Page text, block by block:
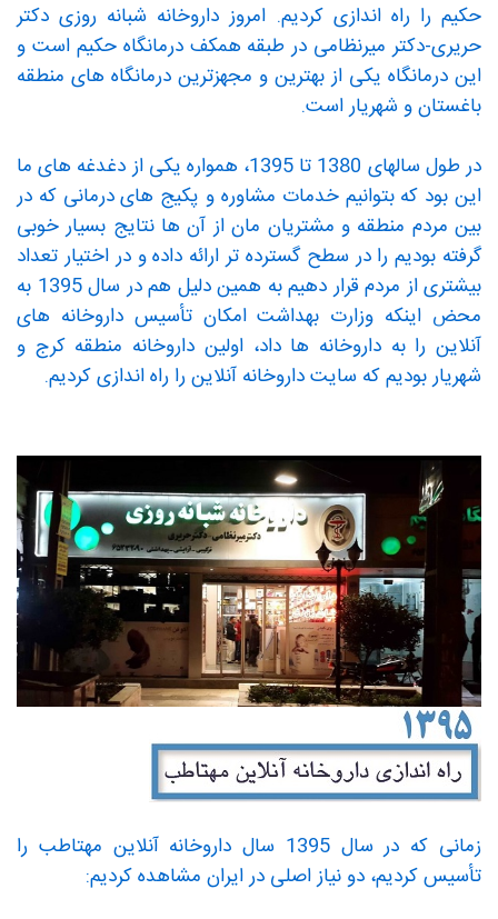
حکیم را راه اندازی کردیم. امروز داروخانه شبانه روزی دکتر
حریری-دکتر میرنظامی در طبقه همکف درمانگاه حکیم است و
این درمانگاه یکی از بهترین و مجهزترین درمانگاه های منطقه
باغستان و شهریار است.
در طول سالهای 1380 تا 1395، همواره یکی از دغدغه های ما
این بود که بتوانیم خدمات مشاوره و پکیج های درمانی که در
بین مردم منطقه و مشتریان مان از آن ها نتایج بسیار خوبی
گرفته بودیم را در سطح گسترده تر ارائه داده و در اختیار تعداد
بیشتری از مردم قرار دهیم به همین دلیل هم در سال 1395 به
محض اینکه وزارت بهداشت امکان تأسیس داروخانه های
آنلاین را به داروخانه ها داد، اولین داروخانه منطقه کرج و
شهریار بودیم که سایت داروخانه آنلاین را راه اندازی کردیم.
زمانی که در سال 1395 سال داروخانه آنلاین مهتاطب را
تأسیس کردیم، دو نیاز اصلی در ایران مشاهده کردیم: